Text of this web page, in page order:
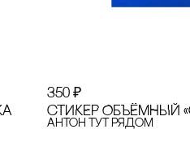
350₽
сТИКЕР ОБЪЁМНЫЙ
Антон тут рядом